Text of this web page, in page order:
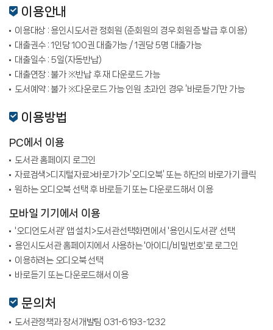
이용안내
이용대상 : 용인시도서관 정회원 (준회원의 경우 회원증 발급 후 이용)
대출권수 : 1인당 100권 대출가능 / 1권당 5명 대출가능
대출일수 : 5일(자동반납)
대출연장 : 불가 ※반납 후 재 다운로드 가능
도서예약 : 불가 ※다운로드 가능 인원 초과인 경우 ‘바로듣기’만 가능
이용방법
PC에서 이용
도서관 홈페이지 로그인
자료검색>디지털자료>바로가기>’오디오북’ 또는 하단의 바로가기 클릭
원하는 오디오북 선택 후 바로듣기 또는 다운로드해서 이용
모바일 기기에서 이용
'오디언도서관' 앱 설치>도서관선택화면에서 '용인시도서관' 선택
용인시도서관 홈페이지에서 사용하는 '아이디/비밀번호'로 로그인
이용하려는 오디오북 선택
바로듣기 또는 다운로드해서 이용
문의처
도서관정책과 장서개발팀 031-6193-1232